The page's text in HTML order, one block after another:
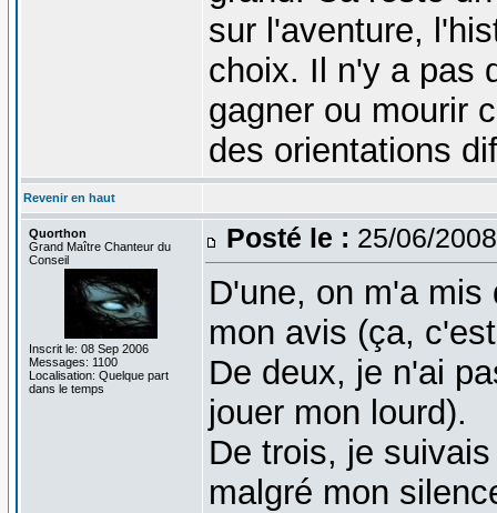
sur l'aventure,
choix. Il n'y a pas
gagner ou mourir
des orientations
Revenir en haut
Quorthon
Grand Maître Chanteur du
Conseil
Inscrit le: 08 Sep 2006
Messages: 1100
Localisation: Quelque part
dans le temps
Posté le : 25/06/
D'une, on m'a mis
mon avis (ça,
De deux, je n'ai
jouer mon lourd).
De trois, je
malgré mon